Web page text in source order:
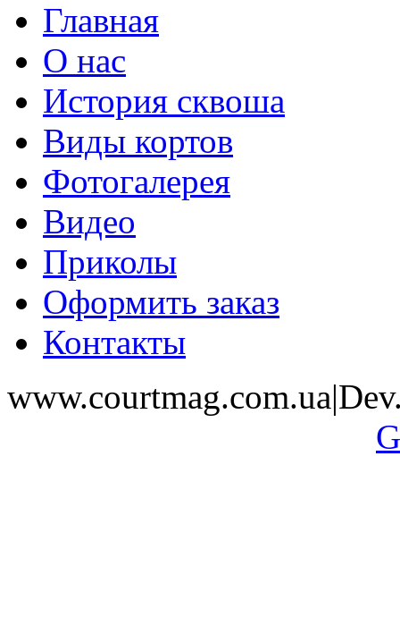
Главная
О нас
История сквоша
Виды кортов
Фотогалерея
Видео
Приколы
Оформить заказ
Контакты